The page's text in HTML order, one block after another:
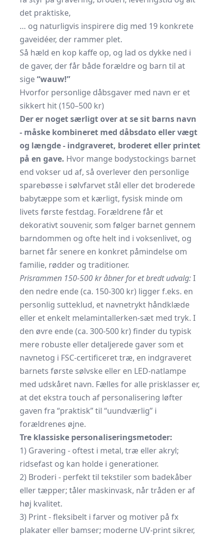
det praktiske,
… og naturligvis inspirere dig med 19 konkrete
gaveidéer, der rammer plet.
Så hæld en kop kaffe op, og lad os dykke ned i
de gaver, der får både forældre og barn til at
sige“wauw!”
Hvorfor personlige dåbsgaver med navn er et
sikkert hit (150–500 kr)
Der er noget særligt over at se sit barns navn
- måske kombineret med dåbsdato eller vægt
og længde - indgraveret, broderet eller printet
på en gave. Hvor mange bodystockings barnet
end vokser ud af, så overlever den personlige
sparebøsse i sølvfarvet stål eller det broderede
babytæppe som et kærligt, fysisk minde om
livets første festdag. Forældrene får et
dekorativt souvenir, som følger barnet gennem
barndommen og ofte helt ind i voksenlivet, og
barnet får senere en konkret påmindelse om
familie, rødder og traditioner.
Prisrammen 150-500 kr åbner for et bredt udvalg:I
den nedre ende (ca. 150-300 kr) ligger f.eks. en
personlig sutteklud, et navnetrykt håndklæde
eller et enkelt melamintallerken-sæt med tryk. I
den øvre ende (ca. 300-500 kr) finder du typisk
mere robuste eller detaljerede gaver som et
navnetog i FSC-certificeret træ, en indgraveret
barnets første sølvske eller en LED-natlampe
med udskåret navn. Fælles for alle prisklasser er,
at det ekstra touch af personalisering løfter
gaven fra “praktisk” til “uundværlig” i
forældrenes øjne.
Tre klassiske personaliseringsmetoder:
1) Gravering - oftest i metal, træ eller akryl;
ridsefast og kan holde i generationer.
2) Broderi - perfekt til tekstiler som badekåber
eller tæpper; tåler maskinvask, når tråden er af
høj kvalitet.
3) Print - fleksibelt i farver og motiver på fx
plakater eller bamser; moderne UV-print sikrer,